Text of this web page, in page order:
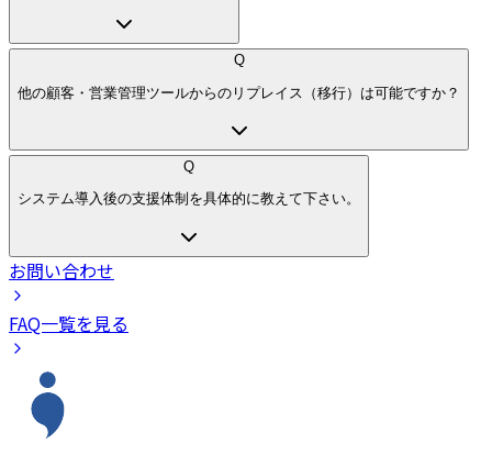
Q
他の顧客・営業管理ツールからのリプレイス（移行）は可能ですか？
Q
システム導入後の支援体制を具体的に教えて下さい。
お問い合わせ
FAQ一覧を見る